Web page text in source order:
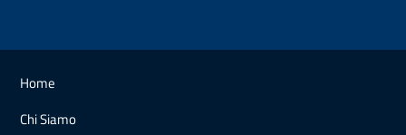
Home
Chi Siamo